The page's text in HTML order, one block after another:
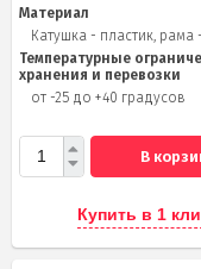
Материал
Катушка - пластик, рама
Температурные
хранения и перевозки
от -25 до +40 градусов
В
Купить в 1